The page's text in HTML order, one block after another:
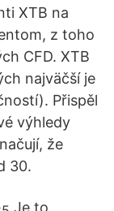
XTB na
z toho
CFD. XTB
najväčší je
Přispěl
výhledy
že
30.
Je to